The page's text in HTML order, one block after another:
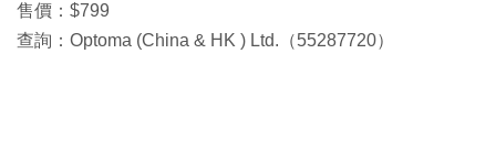
售價：$799
查詢：Optoma (China & HK ) Ltd.（55287720）